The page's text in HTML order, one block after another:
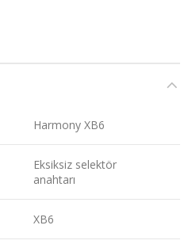
Harmony XB6
Eksiksiz selektör
anahtarı
XB6